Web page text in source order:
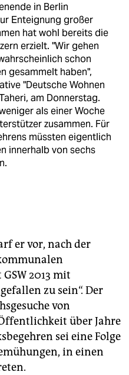
in Berlin
Enteignung großer
hat wohl bereits die
erzielt. "Wir gehen
schon
gesammelt haben",
"Deutsche Wohnen
am Donnerstag.
als einer Woche
zusammen. Für
müssten eigentlich
innerhalb von sechs
mehr als 3.000
15 Grundgesetz zu
in Gemeineigentum
Unternehmen
werden". Ziel
Am vergangenen
in zahlreichen
explodierende
er vor, nach der
2013 mit
zu sein“. Der
von
über Jahre
sei eine Folge
in einen